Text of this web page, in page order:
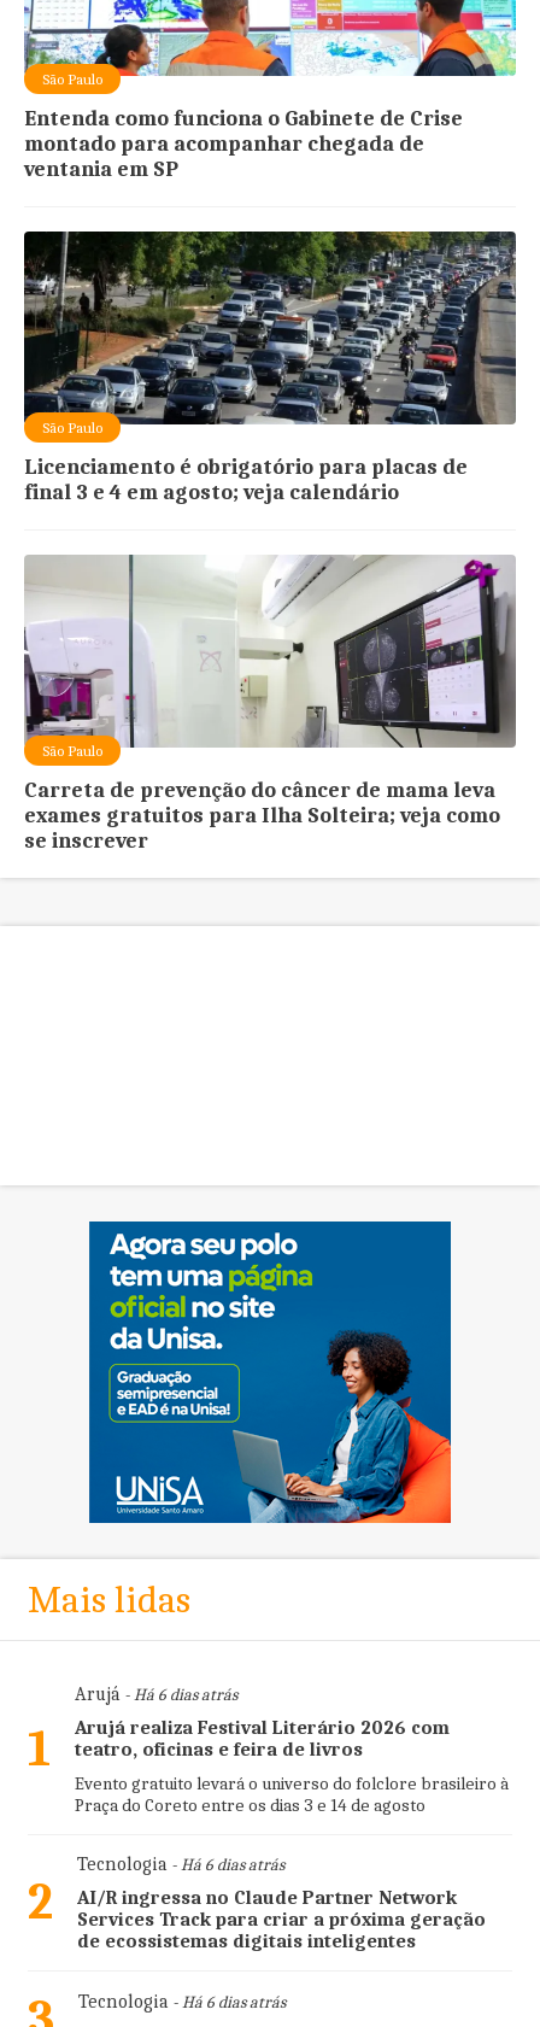
São Paulo
Entenda como funciona o Gabinete de Crise
montado para acompanhar chegada de
ventania em SP
São Paulo
Licenciamento é obrigatório para placas de
final 3 e 4 em agosto; veja calendário
São Paulo
Carreta de prevenção do câncer de mama leva
exames gratuitos para Ilha Solteira; veja como
se inscrever
Mais lidas
1
Arujá- Há 6 dias atrás
Arujá realiza Festival Literário 2026 com
teatro, oficinas e feira de livros
Evento gratuito levará o universo do folclore brasileiro à
Praça do Coreto entre os dias 3 e 14 de agosto
2
Tecnologia- Há 6 dias atrás
AI/R ingressa no Claude Partner Network
Services Track para criar a próxima geração
de ecossistemas digitais inteligentes
Tecnologia- Há 6 dias atrás